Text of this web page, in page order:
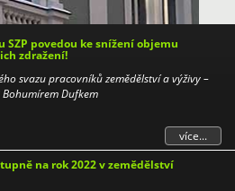
SZP povedou ke snížení objemu
zdražení!
svazu pracovníků zemědělství a výživy –
Bohumírem Dufkem
více...
na rok 2022 v zemědělství